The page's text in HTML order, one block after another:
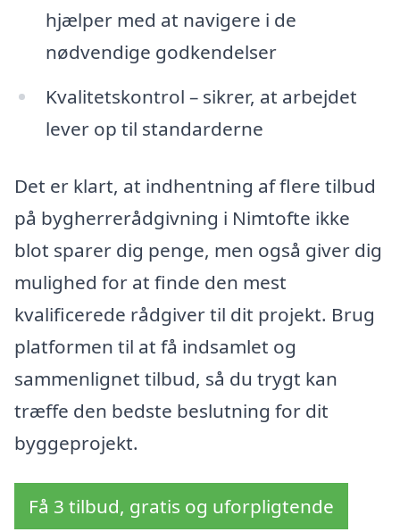
hjælper med at navigere i de
nødvendige godkendelser
Kvalitetskontrol – sikrer, at arbejdet
lever op til standarderne
Det er klart, at indhentning af flere tilbud
på bygherrerådgivning i Nimtofte ikke
blot sparer dig penge, men også giver dig
mulighed for at finde den mest
kvalificerede rådgiver til dit projekt. Brug
platformen til at få indsamlet og
sammenlignet tilbud, så du trygt kan
træffe den bedste beslutning for dit
byggeprojekt.
Få 3 tilbud, gratis og uforpligtende